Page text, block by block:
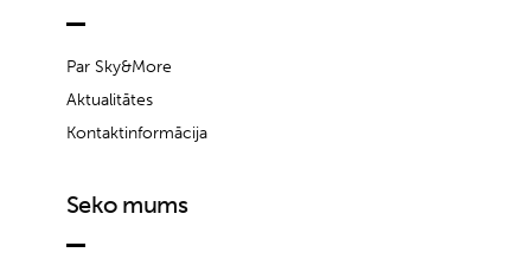
Par Sky&More
Aktualitātes
Kontaktinformācija
Seko mums